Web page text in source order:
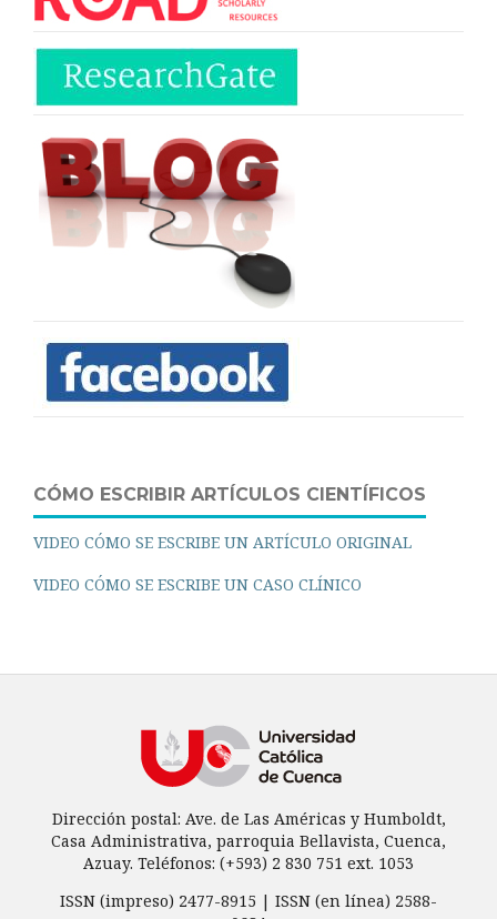
CÓMO ESCRIBIR ARTÍCULOS CIENTÍFICOS
VIDEO CÓMO SE ESCRIBE UN ARTÍCULO ORIGINAL
VIDEO CÓMO SE ESCRIBE UN CASO CLÍNICO
Dirección postal: Ave. de Las Américas y Humboldt,
Casa Administrativa, parroquia Bellavista, Cuenca,
Azuay. Teléfonos: (+593) 2 830 751 ext. 1053
ISSN (impreso) 2477-8915 | ISSN (en línea) 2588-